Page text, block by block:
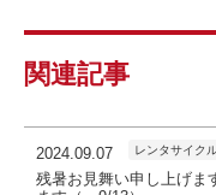
関連記事
2024.09.07 レンタサイク
残暑お見舞い申し上げ